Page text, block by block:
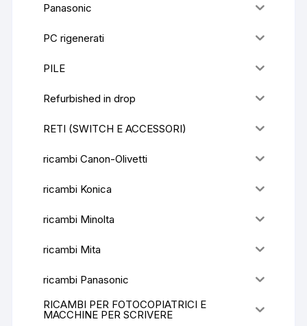
Panasonic
PC rigenerati
PILE
Refurbished in drop
RETI (SWITCH E ACCESSORI)
ricambi Canon-Olivetti
ricambi Konica
ricambi Minolta
ricambi Mita
ricambi Panasonic
RICAMBI PER FOTOCOPIATRICI E
MACCHINE PER SCRIVERE